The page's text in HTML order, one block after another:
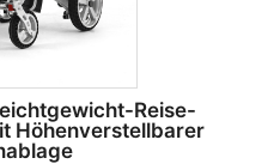
Reise-
Höhenverstellbarer